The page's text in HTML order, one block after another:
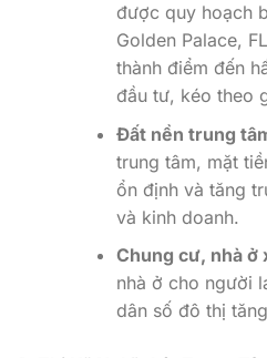
được quy hoạch
Golden Palace,
thành điểm đến
đầu tư, kéo theo
Đất nền trung
trung tâm, mặt
ổn định và tăng
và kinh doanh.
Chung cư, nhà ở
nhà ở cho người
dân số đô thị